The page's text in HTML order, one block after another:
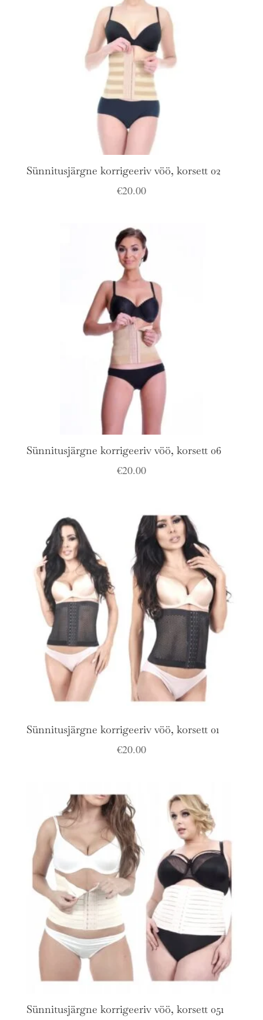
Sünnitusjärgne korrigeeriv vöö, korsett 02
€20.00
Sünnitusjärgne korrigeeriv vöö, korsett 06
€20.00
Sünnitusjärgne korrigeeriv vöö, korsett 01
€20.00
Sünnitusjärgne korrigeeriv vöö, korsett 051